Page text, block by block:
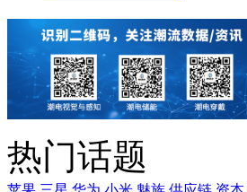
热门话题